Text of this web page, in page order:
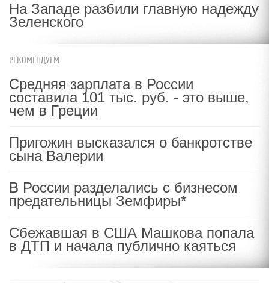
На Западе разбили главную надежду
Зеленского
РЕКОМЕНДУЕМ
Средняя зарплата в России
составила 101 тыс. руб. - это выше,
чем в Греции
Пригожин высказался о банкротстве
сына Валерии
В России разделались с бизнесом
предательницы Земфиры*
Сбежавшая в США Машкова попала
в ДТП и начала публично каяться